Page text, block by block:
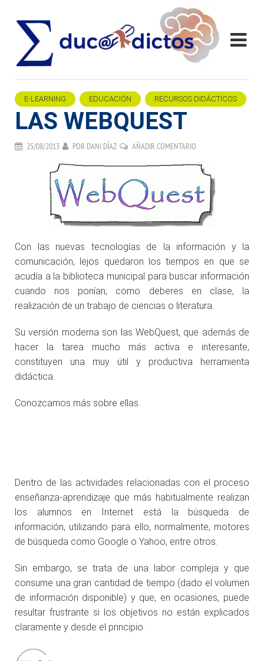
E-LEARNING EDUCACIÓN RECURSOS DIDÁCTICOS
LAS WEBQUEST
25/08/2013 POR DANI DÍAZ AÑADIR COMENTARIO
Con las nuevas tecnologías de la información y la
comunicación, lejos quedaron los tiempos en que se
acudía a la biblioteca municipal para buscar información
cuando nos ponían, como deberes en clase, la
realización de un trabajo de ciencias o literatura.
Su versión moderna son las WebQuest, que además de
hacer la tarea mucho más activa e interesante,
constituyen una muy útil y productiva herramienta
didáctica.
Conozcamos más sobre ellas.
Dentro de las actividades relacionadas con el proceso
enseñanza-aprendizaje que más habitualmente realizan
los alumnos en Internet está la búsqueda de
información, utilizando para ello, normalmente, motores
de búsqueda como Google o Yahoo, entre otros.
Sin embargo, se trata de una labor compleja y que
consume una gran cantidad de tiempo (dado el volumen
de información disponible) y que, en ocasiones, puede
resultar frustrante si los objetivos no están explicados
claramente y desde el principio.